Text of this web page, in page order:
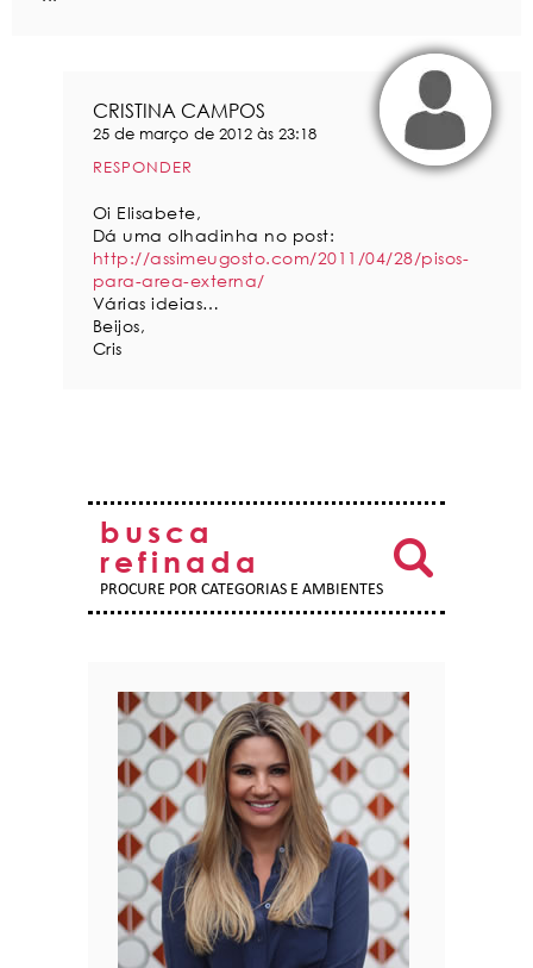
CRISTINA CAMPOS
25 de março de 2012 às 23:18
RESPONDER
Oi Elisabete,
Dá uma olhadinha no post:
http://assimeugosto.com/2011/04/28/pisos-
para-area-externa/
Várias ideias…
Beijos,
Cris
busca
refinada
PROCURE POR CATEGORIAS E AMBIENTES